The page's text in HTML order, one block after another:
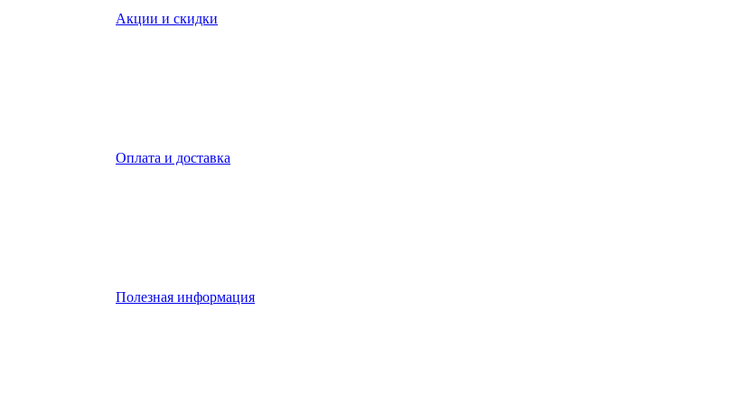
Акции и скидки
Оплата и доставка
Полезная информация